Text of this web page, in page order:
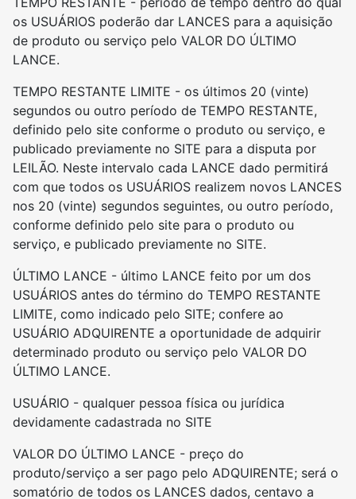
os USUÁRIOS poderão dar LANCES para a aquisição
de produto ou serviço pelo VALOR DO ÚLTIMO
LANCE.
TEMPO RESTANTE LIMITE - os últimos 20 (vinte)
segundos ou outro período de TEMPO RESTANTE,
definido pelo site conforme o produto ou serviço, e
publicado previamente no SITE para a disputa por
LEILÃO. Neste intervalo cada LANCE dado permitirá
com que todos os USUÁRIOS realizem novos LANCES
nos 20 (vinte) segundos seguintes, ou outro período,
conforme definido pelo site para o produto ou
serviço, e publicado previamente no SITE.
ÚLTIMO LANCE - último LANCE feito por um dos
USUÁRIOS antes do término do TEMPO RESTANTE
LIMITE, como indicado pelo SITE; confere ao
USUÁRIO ADQUIRENTE a oportunidade de adquirir
determinado produto ou serviço pelo VALOR DO
ÚLTIMO LANCE.
USUÁRIO - qualquer pessoa física ou jurídica
devidamente cadastrada no SITE
VALOR DO ÚLTIMO LANCE - preço do
produto/serviço a ser pago pelo ADQUIRENTE; será o
somatório de todos os LANCES dados, centavo a